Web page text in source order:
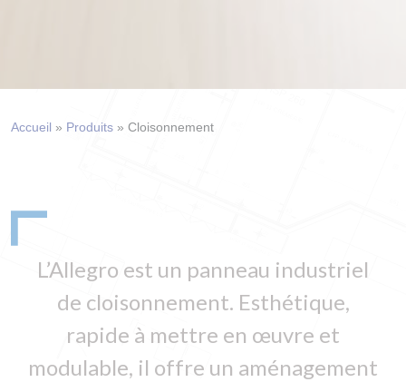
Accueil » Produits » Cloisonnement
L’Allegro est un panneau industriel
de cloisonnement. Esthétique,
rapide à mettre en œuvre et
modulable, il offre un aménagement